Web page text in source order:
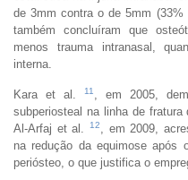
de 3mm contra o de 5mm (33%
também concluíram que
menos trauma intranasal,
interna.
Kara et al. 11
, em 2005,
subperiosteal na linha de fratura
Al-Arfaj et al.
12
, em 2009,
na redução da equimose após
periósteo, o que justifica o